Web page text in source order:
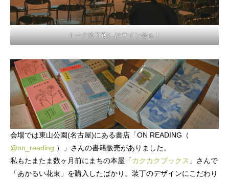
トーク終了後にはサイン会も！
会場では東山公園(名古屋)にある書店「ON READING（
@on_reading ）」さんの書籍販売がありました。
私もたまたま数ヶ月前にまちの本屋「カクカクブックス 」さんで
「あかるい花束」を購入したばかり。装丁のデザインにこだわり